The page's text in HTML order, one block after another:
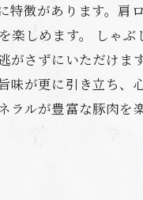
徴があります。肩
楽しめます。 しゃぶ
さずにいただけま
味が更に引き立ち、
ルが豊富な豚肉を